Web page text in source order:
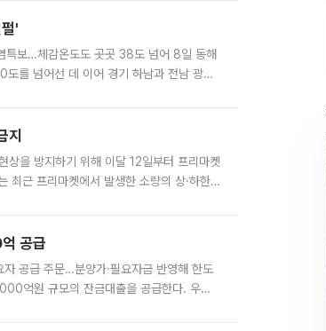
'
보…체감온도도 곳곳 38도 넘어 8일 동해
를 넘어선 데 이어 경기 하남과 전남 광양
지
상을 방지하기 위해 이달 12일부터 프리마켓
최근 프리마켓에서 발생한 소량의 상·하한
공급
공급 주문…분양가·필요자금 반영해 한도
억원 규모의 잔금대출을 공급한다. 우리